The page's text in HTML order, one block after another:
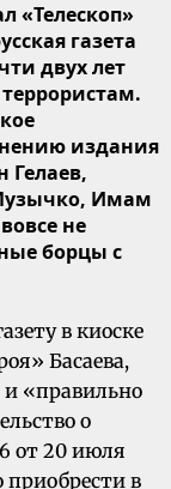
«Телескоп»
газета
двух лет
издания
Гелаев,
Имам
не
борцы с
в киоске
Басаева,
«правильно
о
от 20 июля
приобрести в